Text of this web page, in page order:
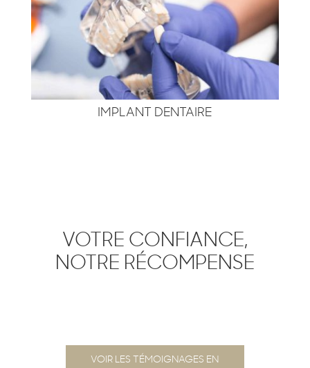
IMPLANT DENTAIRE
VOTRE CONFIANCE,
NOTRE RÉCOMPENSE
VOIR LES TÉMOIGNAGES EN